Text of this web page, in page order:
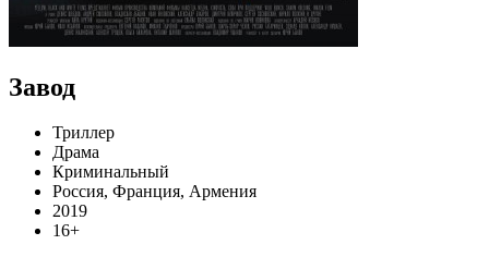
Завод
Триллер
Драма
Криминальный
Россия, Франция, Армения
2019
16+